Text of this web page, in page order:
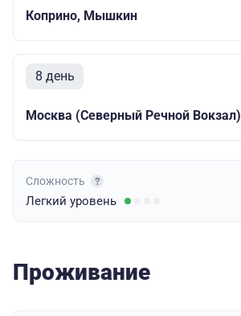
Коприно, Мышкин
8 день
Москва (Северный Речной Вокзал)
Сложность
Легкий уровень
Проживание